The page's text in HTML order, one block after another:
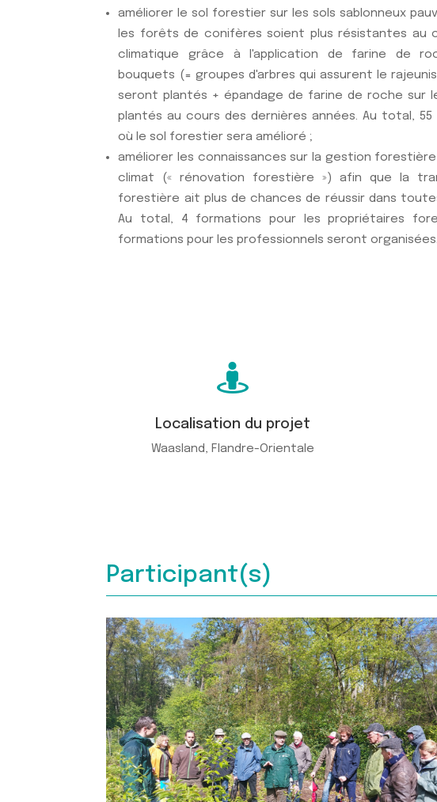
améliorer le sol forestier sur les sols sablonneux
les forêts de conifères soient plus résistantes au
climatique grâce à l'application de farine de
bouquets (= groupes d'arbres qui assurent le
seront plantés + épandage de farine de roche sur
plantés au cours des dernières années. Au total,
où le sol forestier sera amélioré ;
améliorer les connaissances sur la gestion
climat (« rénovation forestière ») afin que la
forestière ait plus de chances de réussir dans
Au total, 4 formations pour les propriétaires
formations pour les professionnels seront organisées.

Localisation du projet
Waasland, Flandre-Orientale
Participant(s)